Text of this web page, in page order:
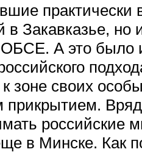
в Закавказье, но
А это было
к зоне своих
прикрытием.
российские
в Минске. Как